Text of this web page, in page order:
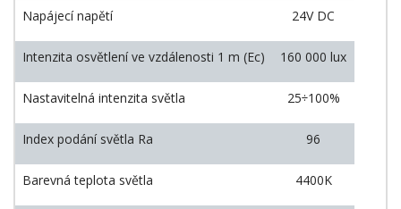
Napájecí napětí 24V DC
Intenzita osvětlení ve vzdálenosti 1 m (Ec) 160 000 lux
Nastavitelná intenzita světla 25÷100%
Index podání světla Ra 96
Barevná teplota světla 4400K